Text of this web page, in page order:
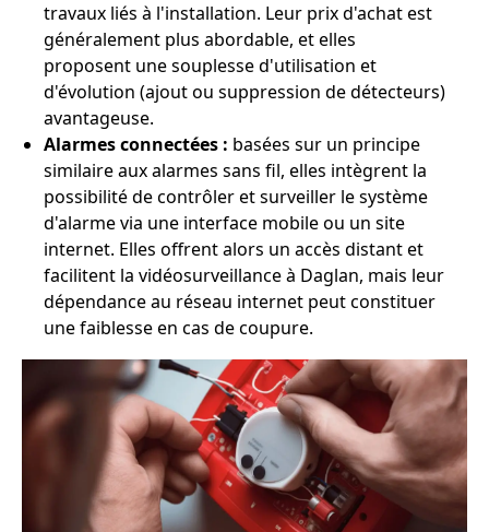
travaux liés à l'installation. Leur prix d'achat est
généralement plus abordable, et elles
proposent une souplesse d'utilisation et
d'évolution (ajout ou suppression de détecteurs)
avantageuse.
Alarmes connectées : basées sur un principe
similaire aux alarmes sans fil, elles intègrent la
possibilité de contrôler et surveiller le système
d'alarme via une interface mobile ou un site
internet. Elles offrent alors un accès distant et
facilitent la vidéosurveillance à Daglan, mais leur
dépendance au réseau internet peut constituer
une faiblesse en cas de coupure.